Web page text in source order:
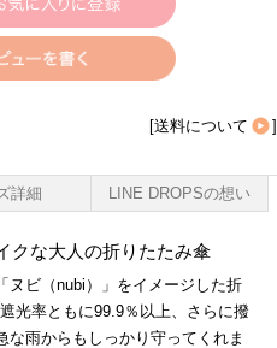
[送料について ]
詳細 LINE DROPSの想い
クな大人の折りたたみ傘
ヌビ（nubi）」をイメージした折
光率ともに99.9％以上、さらに撥
雨からもしっかり守ってくれま